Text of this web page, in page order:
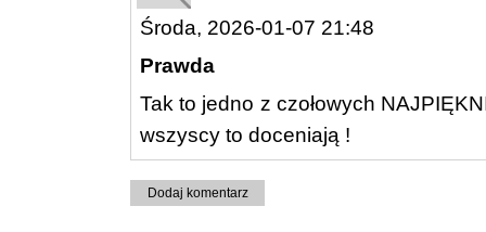
Środa, 2026-01-07 21:48
Prawda
Tak to jedno z czołowych
wszyscy to doceniają !
Dodaj komentarz